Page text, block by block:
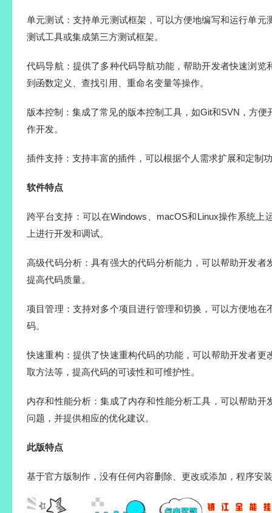
单元测试：支持单元测试框架，可以方便地编写和运行单元
测试工具或集成第三方测试框架。
代码导航：提供了多种代码导航功能，帮助开发者快速浏览
到函数定义、查找引用、重命名变量等操作。
版本控制：集成了常见的版本控制工具，如Git和SVN，方便
作开发。
插件支持：支持丰富的插件，可以根据个人需求扩展和定制
软件特点
跨平台支持：可以在Windows、macOS和Linux操作系统上
上进行开发和调试。
高级代码分析：具有强大的代码分析能力，可以帮助开发者
提高代码质量。
项目管理：支持对多个项目进行管理和切换，可以方便地在
码。
快速重构：提供了快速重构代码的功能，可以帮助开发者更
取方法等，提高代码的可读性和可维护性。
内存和性能分析：集成了内存和性能分析工具，可以帮助开
问题，并提供相应的优化建议。
此版特点
基于官方版制作，没有任何内容删除、更改或添加，程序安